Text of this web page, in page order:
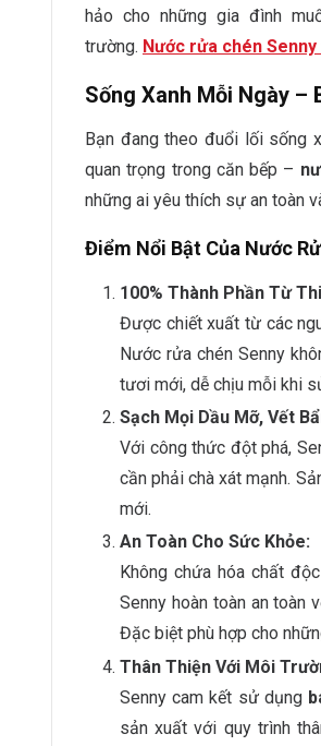
hảo cho những gia đình
trường. Nước rửa chén
Sống Xanh Mỗi Ngày –
Bạn đang theo đuổi lối sống
quan trọng trong căn bếp –
những ai yêu thích sự an toàn
Điểm Nổi Bật Của Nước
100% Thành Phần Từ
Được chiết xuất từ các
Nước rửa chén Senny
tươi mới, dễ chịu mỗi khi
Sạch Mọi Dầu Mỡ, Vết
Với công thức đột phá,
cần phải chà xát mạnh.
mới.
An Toàn Cho Sức Khỏe:
Không chứa hóa chất
Senny hoàn toàn an toàn
Đặc biệt phù hợp cho
Thân Thiện Với Môi
Senny cam kết sử dụng
sản xuất với quy trình